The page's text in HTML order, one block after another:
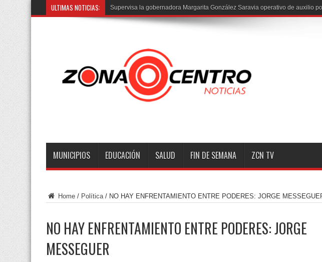
ULTIMAS NOTICIAS: Supervisa la gobernadora Margarita González Saravia operativo de auxilio
MUNICIPIOS EDUCACIÓN SALUD FIN DE SEMANA ZCN TV
Home / Política / NO HAY ENFRENTAMIENTO ENTRE PODERES: JORGE
NO HAY ENFRENTAMIENTO ENTRE PODERES: JORGE
MESSEGUER